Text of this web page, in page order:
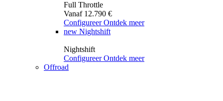
Full Throttle
Vanaf 12.790 €
Configureer Ontdek meer
new Nightshift
Nightshift
Configureer Ontdek meer
Offroad